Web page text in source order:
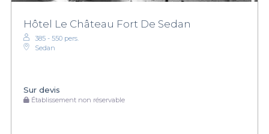
Hôtel Le Château Fort De Sedan
385 - 550 pers.
Sedan
Sur devis
Établissement non réservable